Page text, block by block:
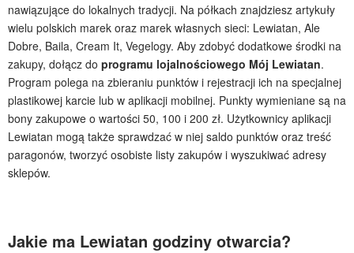
nawiązujące do lokalnych tradycji. Na półkach znajdziesz artykuły
wielu polskich marek oraz marek własnych sieci: Lewiatan, Ale
Dobre, Baila, Cream It, Vegelogy. Aby zdobyć dodatkowe środki na
zakupy, dołącz do programu lojalnościowego Mój Lewiatan.
Program polega na zbieraniu punktów i rejestracji ich na specjalnej
plastikowej karcie lub w aplikacji mobilnej. Punkty wymieniane są na
bony zakupowe o wartości 50, 100 i 200 zł. Użytkownicy aplikacji
Lewiatan mogą także sprawdzać w niej saldo punktów oraz treść
paragonów, tworzyć osobiste listy zakupów i wyszukiwać adresy
sklepów.
Jakie ma Lewiatan godziny otwarcia?